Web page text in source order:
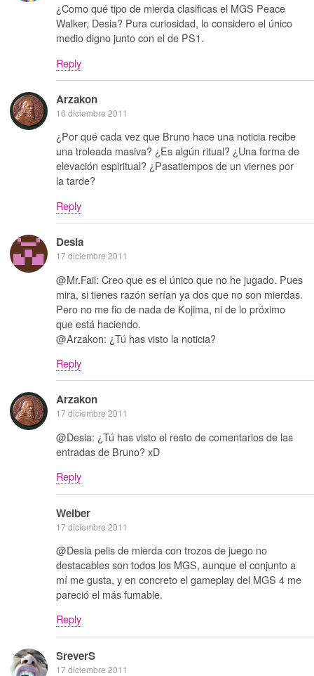
¿Como qué tipo de mierda clasificas el MGS Peace
Walker, Desia? Pura curiosidad, lo considero el único
medio digno junto con el de PS1.
Reply
Arzakon
16 diciembre 2011
¿Por qué cada vez que Bruno hace una noticia recibe
una troleada masiva? ¿Es algún ritual? ¿Una forma de
elevación espiritual? ¿Pasatiempos de un viernes por
la tarde?
Reply
Desia
17 diciembre 2011
@Mr.Fail: Creo que es el único que no he jugado. Pues
mira, si tienes razón serían ya dos que no son mierdas.
Pero no me fio de nada de Kojima, ni de lo próximo
que está haciendo.
@Arzakon: ¿Tú has visto la noticia?
Reply
Arzakon
17 diciembre 2011
@Desia: ¿Tú has visto el resto de comentarios de las
entradas de Bruno? xD
Reply
Weiber
17 diciembre 2011
@Desia pelis de mierda con trozos de juego no
destacables son todos los MGS, aunque el conjunto a
mí me gusta, y en concreto el gameplay del MGS 4 me
pareció el más fumable.
Reply
SreverS
17 diciembre 2011